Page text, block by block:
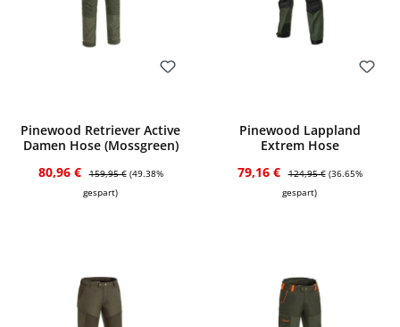
Pinewood Retriever Active
Damen Hose (Mossgreen)
Verkaufspreis:
80,96 € Regulärer Preis:
159,95 € (49.38%
gespart)
Pinewood Lappland
Extrem Hose
Verkaufspreis:
79,16 € Regulärer Preis:
124,95 € (36.65%
gespart)